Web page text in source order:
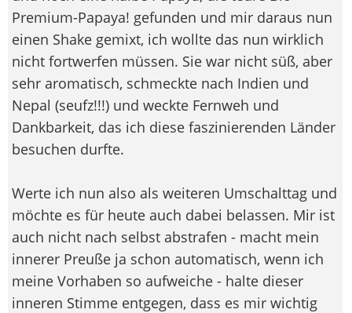
Premium-Papaya! gefunden und mir daraus nun
einen Shake gemixt, ich wollte das nun wirklich
nicht fortwerfen müssen. Sie war nicht süß, aber
sehr aromatisch, schmeckte nach Indien und
Nepal (seufz!!!) und weckte Fernweh und
Dankbarkeit, das ich diese faszinierenden Länder
besuchen durfte.
Werte ich nun also als weiteren Umschalttag und
möchte es für heute auch dabei belassen. Mir ist
auch nicht nach selbst abstrafen - macht mein
innerer Preuße ja schon automatisch, wenn ich
meine Vorhaben so aufweiche - halte dieser
inneren Stimme entgegen, dass es mir wichtig